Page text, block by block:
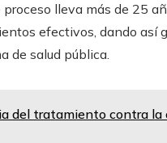
lleva más de 25
efectivos, dando así
de salud pública.
del tratamiento contra la